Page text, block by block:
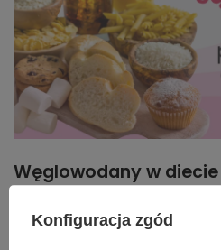
Węglowodany w
Uwaga na mity żywieniowe!
Konfiguracja zgód